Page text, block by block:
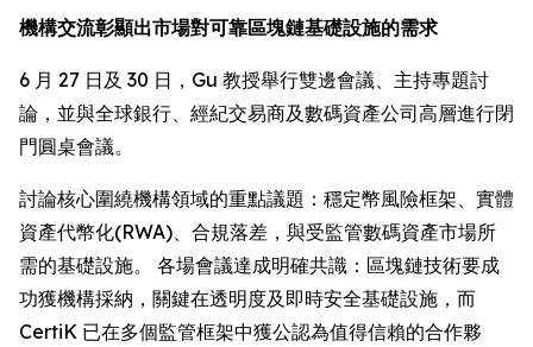
機構交流彰顯出市場對可靠區塊鏈基礎設施的需求
6 月 27 日及 30 日，Gu 教授舉行雙邊會議、主持專題討
論，並與全球銀行、經紀交易商及數碼資產公司高層進行閉
門圓桌會議。
討論核心圍繞機構領域的重點議題：穩定幣風險框架、實體
資產代幣化(RWA)、合規落差，與受監管數碼資產市場所
需的基礎設施。 各場會議達成明確共識：區塊鏈技術要成
功獲機構採納，關鍵在透明度及即時安全基礎設施，而
CertiK 已在多個監管框架中獲公認為值得信賴的合作夥